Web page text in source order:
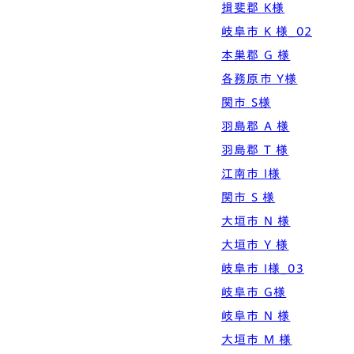
揖斐郡 K様
岐阜市 K 様_02
本巣郡 G 様
各務原市 Y様
関市 S様
羽島郡 A 様
羽島郡 T 様
江南市 I様
関市 S 様
大垣市 N 様
大垣市 Y 様
岐阜市 I様_03
岐阜市 G様
岐阜市 N 様
大垣市 M 様